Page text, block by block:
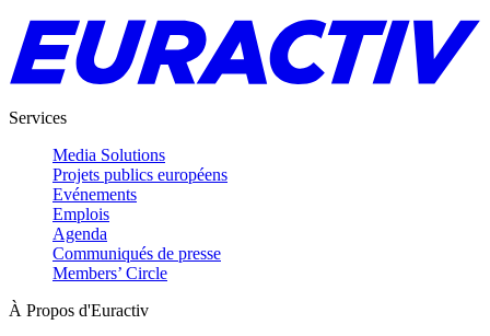
Services
Media Solutions
Projets publics européens
Evénements
Emplois
Agenda
Communiqués de presse
Members’ Circle
À Propos d'Euractiv